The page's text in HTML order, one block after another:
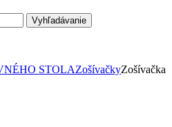
Vyhľadávanie
STOLAZošívačkyZošívačka